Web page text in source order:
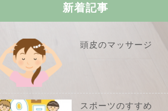
新着記事
頭皮のマッサージ
スポーツのすすめ